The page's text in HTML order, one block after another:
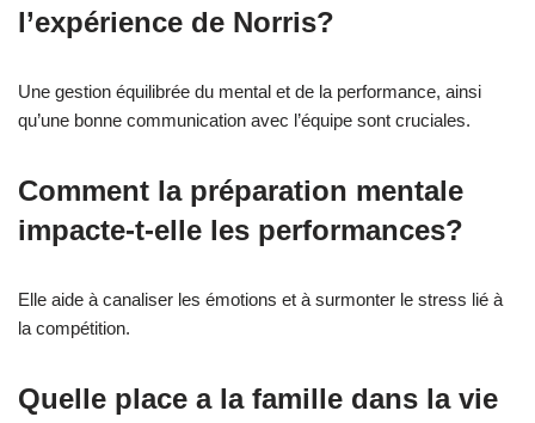
l’expérience de Norris?
Une gestion équilibrée du mental et de la performance, ainsi
qu’une bonne communication avec l’équipe sont cruciales.
Comment la préparation mentale
impacte-t-elle les performances?
Elle aide à canaliser les émotions et à surmonter le stress lié à
la compétition.
Quelle place a la famille dans la vie